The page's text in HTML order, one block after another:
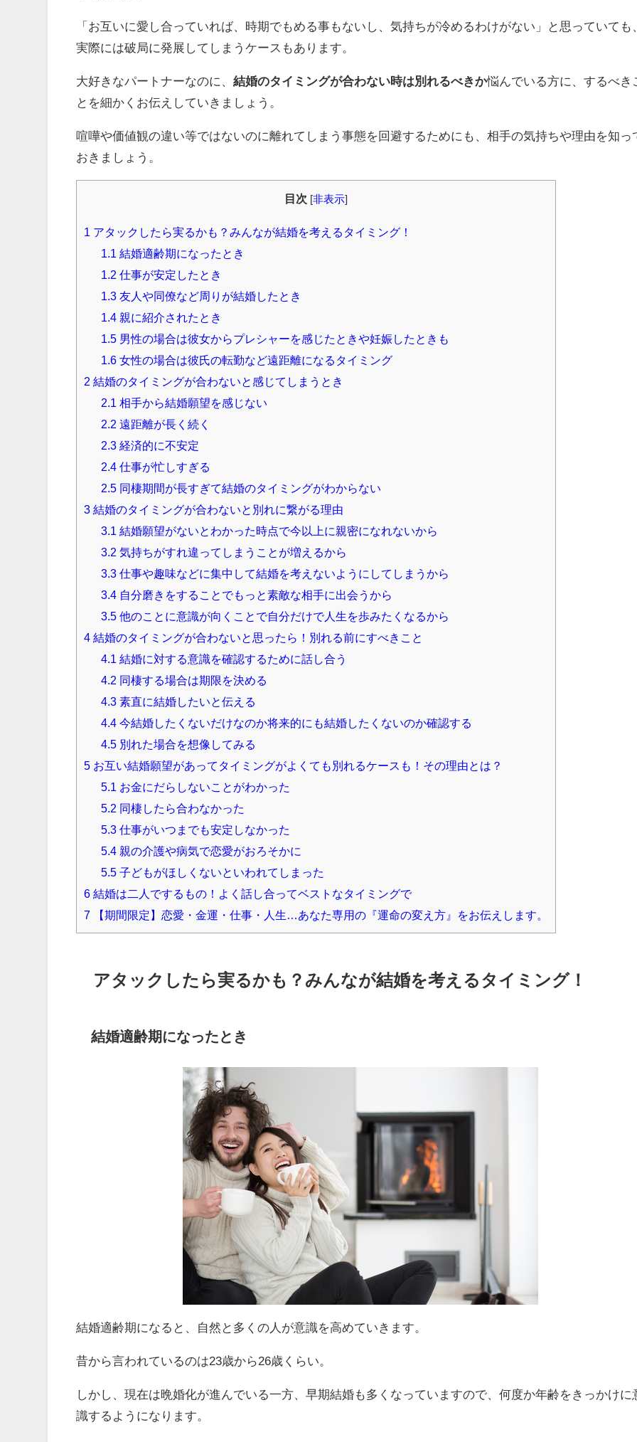
「お互いに愛し合っていれば、時期でもめる事もないし、気持ちが冷めるわけがない」と思っていても
実際には破局に発展してしまうケースもあります。
大好きなパートナーなのに、結婚のタイミングが合わない時は別れるべきか悩んでいる方に、するべき
とを細かくお伝えしていきましょう。
喧嘩や価値観の違い等ではないのに離れてしまう事態を回避するためにも、相手の気持ちや理由を知っ
おきましょう。
目次 [非表示
1 アタックしたら実るかも？みんなが結婚を考えるタイミング！
1.1 結婚適齢期になったとき
1.2 仕事が安定したとき
1.3 友人や同僚など周りが結婚したとき
1.4 親に紹介されたとき
1.5 男性の場合は彼女からプレシャーを感じたときや妊娠したときも
1.6 女性の場合は彼氏の転勤など遠距離になるタイミング
2 結婚のタイミングが合わないと感じてしまうとき
2.1 相手から結婚願望を感じない
2.2 遠距離が長く続く
2.3 経済的に不安定
2.4 仕事が忙しすぎる
2.5 同棲期間が長すぎて結婚のタイミングがわからない
3 結婚のタイミングが合わないと別れに繋がる理由
3.1 結婚願望がないとわかった時点で今以上に親密になれないから
3.2 気持ちがすれ違ってしまうことが増えるから
3.3 仕事や趣味などに集中して結婚を考えないようにしてしまうから
3.4 自分磨きをすることでもっと素敵な相手に出会うから
3.5 他のことに意識が向くことで自分だけで人生を歩みたくなるから
4 結婚のタイミングが合わないと思ったら！別れる前にすべきこと
4.1 結婚に対する意識を確認するために話し合う
4.2 同棲する場合は期限を決める
4.3 素直に結婚したいと伝える
4.4 今結婚したくないだけなのか将来的にも結婚したくないのか確認する
4.5 別れた場合を想像してみる
5 お互い結婚願望があってタイミングがよくても別れるケースも！その理由とは？
5.1 お金にだらしないことがわかった
5.2 同棲したら合わなかった
5.3 仕事がいつまでも安定しなかった
5.4 親の介護や病気で恋愛がおろそかに
5.5 子どもがほしくないといわれてしまった
6 結婚は二人でするもの！よく話し合ってベストなタイミングで
7 【期間限定】恋愛・金運・仕事・人生…あなた専用の『運命の変え方』をお伝えします。
アタックしたら実るかも？みんなが結婚を考えるタイミング！
結婚適齢期になったとき
結婚適齢期になると、自然と多くの人が意識を高めていきます。
昔から言われているのは23歳から26歳くらい。
しかし、現在は晩婚化が進んでいる一方、早期結婚も多くなっていますので、何度か年齢をきっかけに
識するようになります。